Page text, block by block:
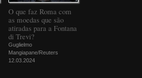
O que faz Roma com
as moedas que são
atiradas para a Fontana
di Trevi?
Guglielmo
Mangiapane/Reuters
12.03.2024